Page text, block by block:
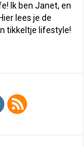
Ik ben Janet, en
lees je de
tikkeltje lifestyle!